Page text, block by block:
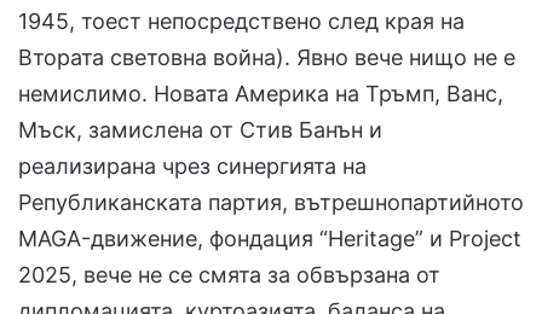
1945, тоест непосредствено след края на
Втората световна война). Явно вече нищо не е
немислимо. Новата Америка на Тръмп, Ванс,
Мъск, замислена от Стив Банън и
реализирана чрез синергията на
Републиканската партия, вътрешнопартийното
MAGA-движение, фондация “Heritage” и Project
2025, вече не се смята за обвързана от